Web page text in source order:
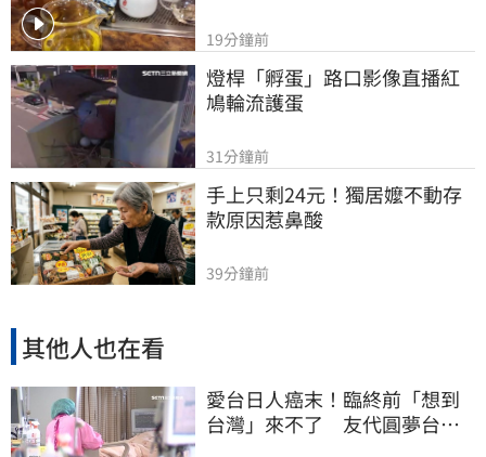
19分鐘前
燈桿「孵蛋」路口影像直播紅
鳩輪流護蛋
31分鐘前
手上只剩24元！獨居嬤不動存
款原因惹鼻酸
39分鐘前
其他人也在看
愛台日人癌末！臨終前「想到
台灣」來不了 友代圓夢台人